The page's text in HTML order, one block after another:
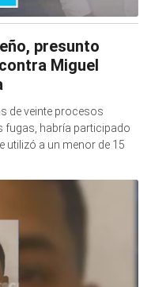
presunto
Miguel
de veinte procesos
fugas, habría participado
utilizó a un menor de 15